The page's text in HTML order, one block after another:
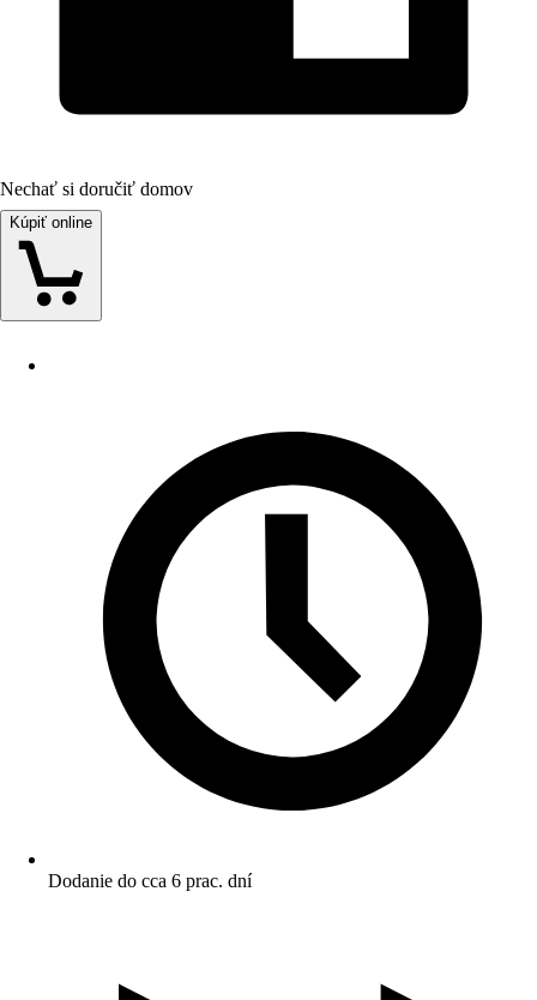
Nechať si doručiť domov
Kúpiť online
Dodanie do cca 6 prac. dní